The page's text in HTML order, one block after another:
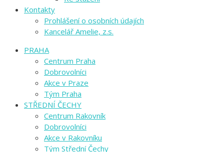
Kontakty
Prohlášení o osobních údajích
Kancelář Amelie, z.s.
PRAHA
Centrum Praha
Dobrovolníci
Akce v Praze
Tým Praha
STŘEDNÍ ČECHY
Centrum Rakovník
Dobrovolníci
Akce v Rakovníku
Tým Střední Čechy